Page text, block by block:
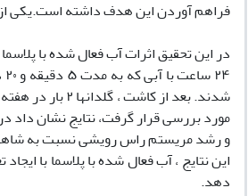
فراهم آوردن این هدف داشته است.یکی
در این تحقیق اثرات آب فعال شده با
شدند. بعد از کاشت ، گلدانها
مورد بررسی قرار گرفت، نتایج نشان
ورشد مریستم راس رویشی نسبت به شاهد
این نتایج ، آب فعال شده با پلاسما با
دهد.